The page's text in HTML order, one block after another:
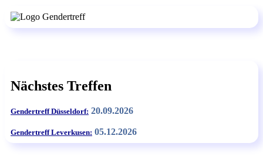
Nächstes Treffen
Gendertreff Düsseldorf: 20.09.2026
Gendertreff Leverkusen: 05.12.2026